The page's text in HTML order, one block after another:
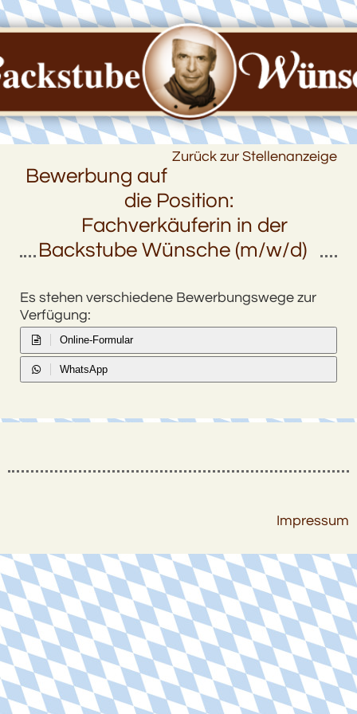
Zurück zur Stellenanzeige
Bewerbung auf
die Position:
Fachverkäuferin in der
Backstube Wünsche (m/w/d)
Es stehen verschiedene Bewerbungswege zur
Verfügung:
Online-Formular
WhatsApp
Impressum